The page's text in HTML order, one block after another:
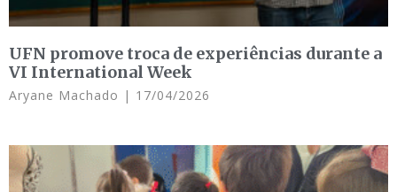
UFN promove troca de experiências durante a
VI International Week
Aryane Machado 17/04/2026